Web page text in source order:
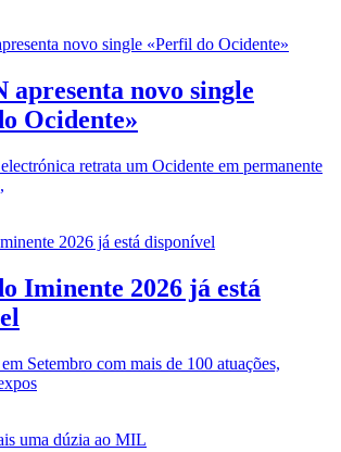
apresenta novo single
Ocidente»
retrata um Ocidente em permanente
Iminente 2026 já está
Setembro com mais de 100 atuações,